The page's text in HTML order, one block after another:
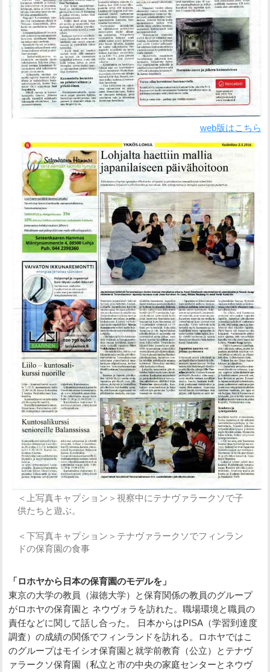
web版はこちら
＜上写真キャプション＞視察中にテナヴァラークソで子
供たちと遊ぶ。
＜下写真キャプション＞テナヴァラークソでフィンラン
ドの保育園の食事
「ロホヤから日本の保育園のモデルを」
東京の大学の教員（淑徳大学）と保育関係の教員のグループ
がロホヤの保育園と ネウヴォラを訪れた。職場環境と職員の
責任などに関して話し合った。 日本からはPISA（学習到達度
調査）の成績の関係でフィンランドを訪れる。ロホヤではこ
のグループはモイシオ保育園と就学前教育（公立）とテナヴ
ァラークソ保育園（私立と市の中央の家庭センターとネウヴ